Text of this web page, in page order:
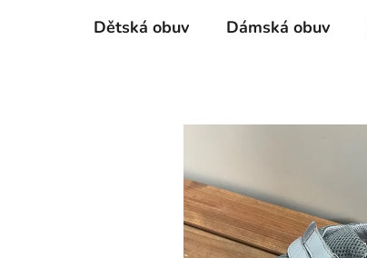
Dětská obuv Dámská obuv